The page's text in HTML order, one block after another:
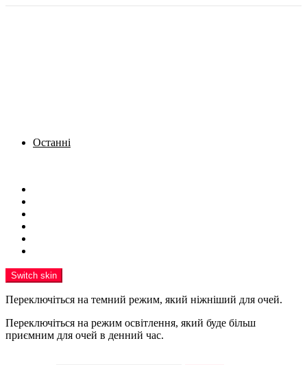
Останні
Switch skin
Переключіться на темний режим, який ніжніший для очей.
Переключіться на режим освітлення, який буде більш
приємним для очей в денний час.